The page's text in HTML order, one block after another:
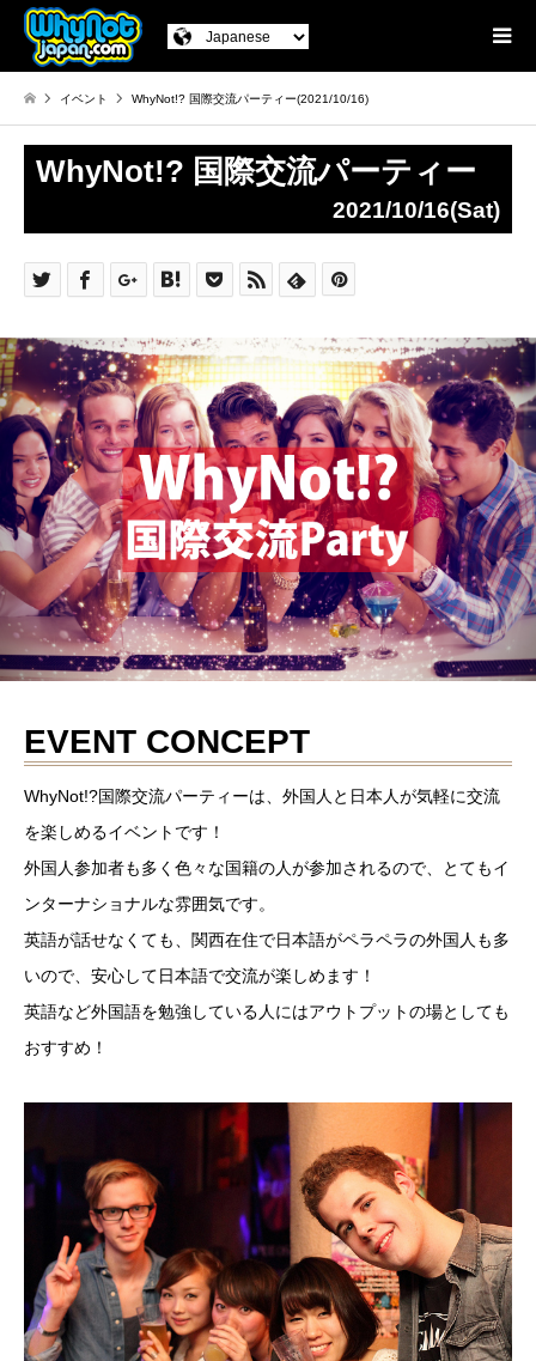
イベント WhyNot!? 国際交流パーティー(2021/10/16)
WhyNot!? 国際交流パーティー
2021/10/16(Sat)
EVENT CONCEPT
WhyNot!?国際交流パーティーは、外国人と日本人が気軽に交流
を楽しめるイベントです！
外国人参加者も多く色々な国籍の人が参加されるので、とてもイ
ンターナショナルな雰囲気です。
英語が話せなくても、関西在住で日本語がペラペラの外国人も多
いので、安心して日本語で交流が楽しめます！
英語など外国語を勉強している人にはアウトプットの場としても
おすすめ！